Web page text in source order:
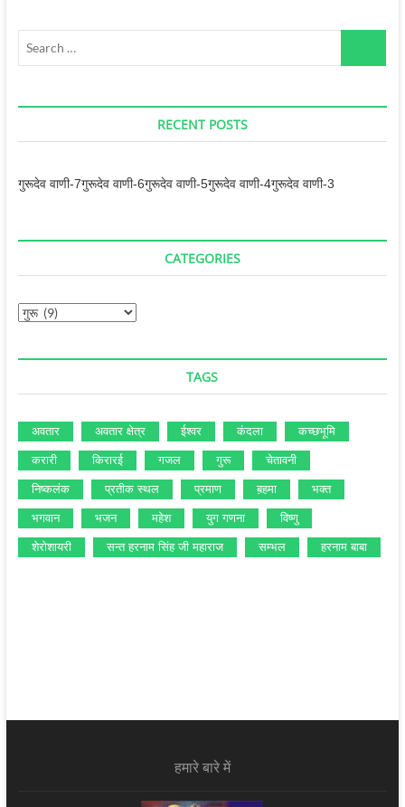
RECENT POSTS
गुरूदेव वाणी-7गुरूदेव वाणी-6गुरूदेव वाणी-5गुरूदेव वाणी-4गुरूदेव वाणी-3
CATEGORIES
Categories
TAGS
अवतार अवतार क्षेत्र ईश्‍वर कंदला कच्‍छभूमि
करारी किरारई गजल गुरू चेतावनी
निष्‍कलंक प्रतीक स्‍थल प्रमाण ब़हमा भक्‍त
भगवान भजन महेश युग गणना विष्‍णु
शेरोशायरी सन्‍त हरनाम सिंह जी महाराज सम्‍भल हरनाम बाबा
हमारे बारे में